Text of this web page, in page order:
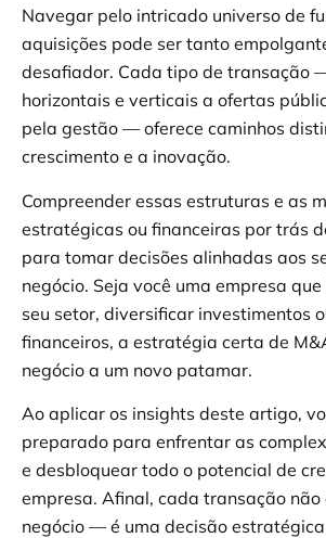
Navegar pelo intricado universo de
aquisições pode ser tanto
desafiador. Cada tipo de transação
horizontais e verticais a ofertas
pela gestão — oferece caminhos
crescimento e a inovação.
Compreender essas estruturas e as
estratégicas ou financeiras por trás
para tomar decisões alinhadas aos
negócio. Seja você uma empresa
seu setor, diversificar investimentos
financeiros, a estratégia certa de
negócio a um novo patamar.
Ao aplicar os insights deste artigo,
preparado para enfrentar as
e desbloquear todo o potencial de
empresa. Afinal, cada transação não
negócio — é uma decisão